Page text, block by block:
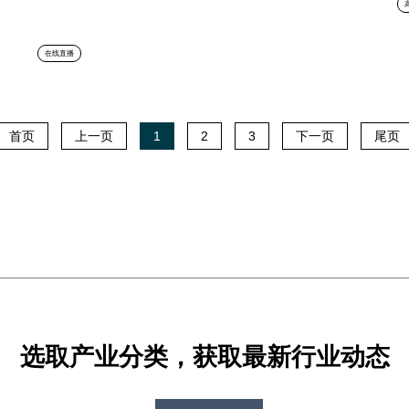
在线直播
首页 上一页 1 2 3 下一页 尾页
选取产业分类，获取最新行业动态